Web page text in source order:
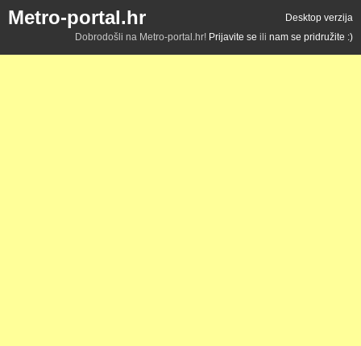
Metro-portal.hr
Desktop verzija
Dobrodošli na Metro-portal.hr! Prijavite se ili nam se pridružite :)